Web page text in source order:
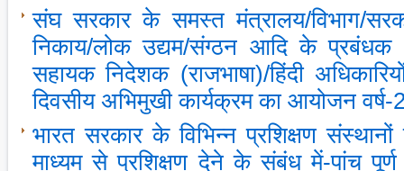
संघ सरकार के समस्‍त मंत्रालय/विभाग/
निकाय/लोक उद्यम/संग्‍ठन आदि के प्रबंधक
सहायक निदेशक (राजभाषा)/हिंदी
दिवसीय अभिमुखी कार्यक्रम का आयोजन वर्ष-
भारत सरकार के विभिन्‍न प्रशिक्षण संस्‍थानों के
माध्‍यम से प्रशिक्षण देने के संबंध में-पांच पूर्ण